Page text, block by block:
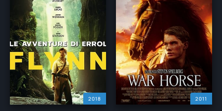
2018 2011